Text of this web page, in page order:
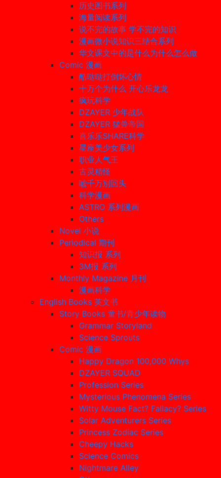
历史图书系列
海量阅读系列
说不完的故事 学不完的知识
漫画微小说知识三结合系列
华文课文中的是什么为什么怎么做
Comic 漫画
酷哒哒打倒坏心情
十万个为什么 开心乐龙龙
疯玩科学
DZAYER 少年战队
DZAYER 猛兽帝国
喜乐乐SHARE科学
星座美少女系列
职业人气王
古灵精怪
嘘千万别回头
科学漫画
ASTRO 系列漫画
Others
Novel 小说
Periodical 期刊
知识报 系列
3M报 系列
Monthly Magazine 月刊
漫画科学
English Books 英文书
Story Books 童书/青少年读物
Grammar Storyland
Science Sprouts
Comic 漫画
Happy Dragon 100,000 Whys
DZAYER SQUAD
Profession Series
Mysterious Phenomena Series
Witty Mouse Fact? Fallacy? Series
Solar Adventurers Series
Princess Zodiac Series
Cheepy Hacks
Science Comics
Nightmare Alley